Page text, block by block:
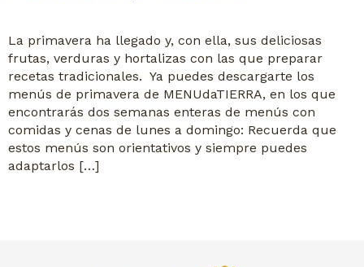
La primavera ha llegado y, con ella, sus deliciosas
frutas, verduras y hortalizas con las que preparar
recetas tradicionales. Ya puedes descargarte los
menús de primavera de MENUdaTIERRA, en los que
encontrarás dos semanas enteras de menús con
comidas y cenas de lunes a domingo: Recuerda que
estos menús son orientativos y siempre puedes
adaptarlos […]